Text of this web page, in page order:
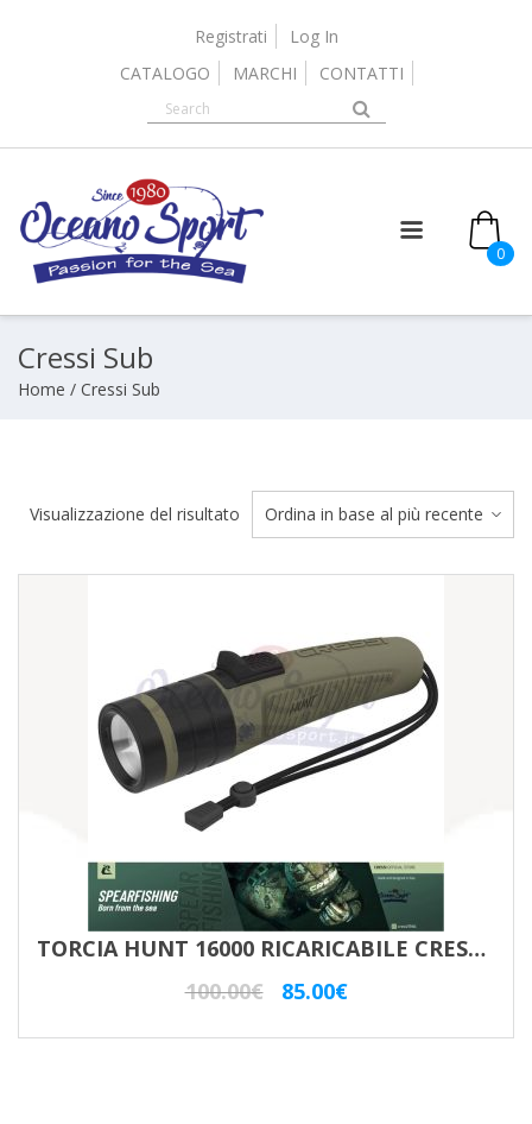
Registrati
Log In
CATALOGO
MARCHI CONTATTI
0
Cressi Sub
Home / Cressi Sub
Visualizzazione del risultato
TORCIA HUNT 16000 RICARICABILE CRESSI SUB
100.00€
Il
85.00€Il